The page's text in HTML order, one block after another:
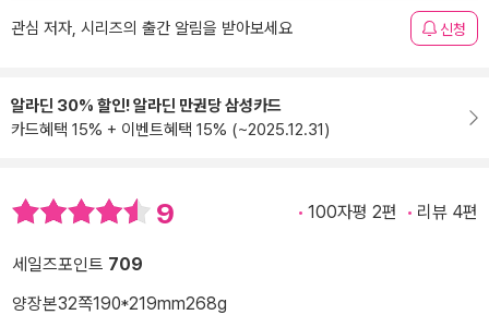
관심 저자, 시리즈의 출간 알림을 받아보세요 신청
알라딘 30% 할인! 알라딘 만권당 삼성카드
카드혜택 15% + 이벤트혜택 15% (~2025.12.31)
9 100자평 2편 리뷰 4편
세일즈포인트 709
양장본32쪽190*219mm268g